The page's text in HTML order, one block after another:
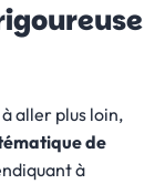
aller plus loin,
de
à